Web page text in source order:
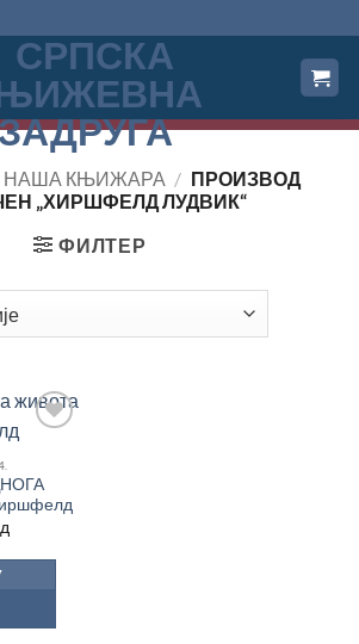
НАША КЊИЖАРА / ПРОИЗВОД
„ХИРШФЕЛД ЛУДВИК“
ФИЛТЕР
Листу
жеља